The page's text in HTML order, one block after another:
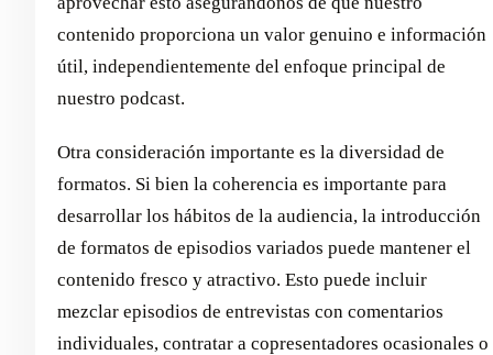
contenido proporciona un valor genuino e información
útil, independientemente del enfoque principal de
nuestro podcast.
Otra consideración importante es la diversidad de
formatos. Si bien la coherencia es importante para
desarrollar los hábitos de la audiencia, la introducción
de formatos de episodios variados puede mantener el
contenido fresco y atractivo. Esto puede incluir
mezclar episodios de entrevistas con comentarios
individuales, contratar a copresentadores ocasionales o